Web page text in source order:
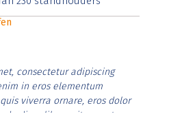
consectetur adipiscing
in eros elementum
viverra ornare, eros dolor
diam libero vitae erat.